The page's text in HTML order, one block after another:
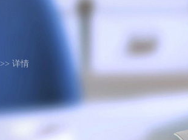
>> 详情